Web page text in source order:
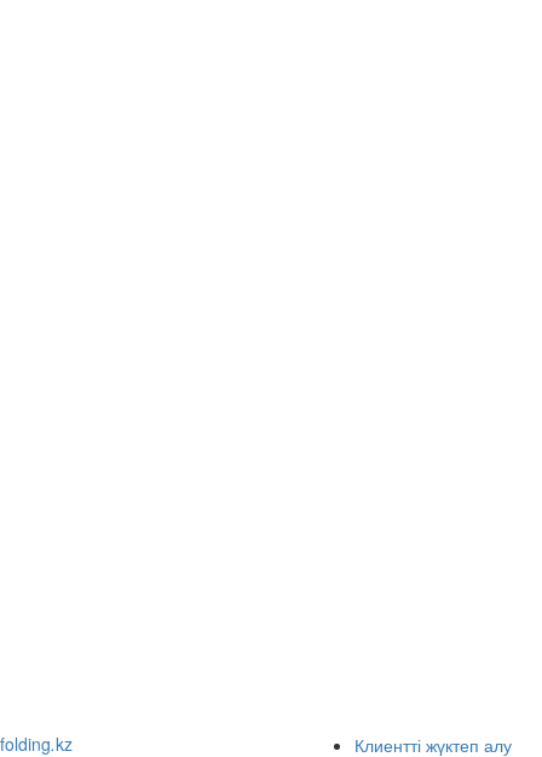
folding.kz
Клиентті жүктеп алу